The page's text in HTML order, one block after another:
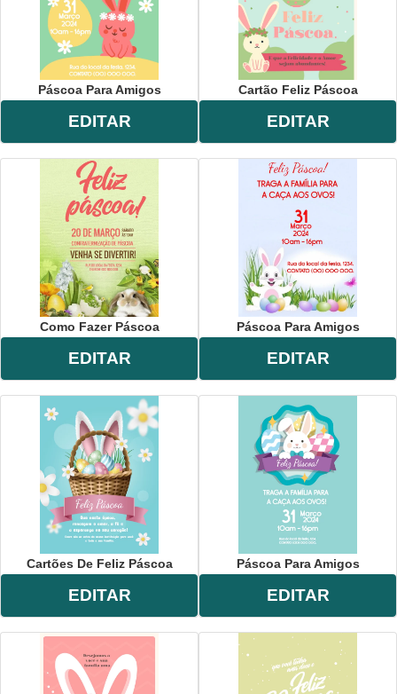
Páscoa Para Amigos
EDITAR
Cartão Feliz Páscoa
EDITAR
Como Fazer Páscoa
EDITAR
Páscoa Para Amigos
EDITAR
Cartões De Feliz Páscoa
EDITAR
Páscoa Para Amigos
EDITAR